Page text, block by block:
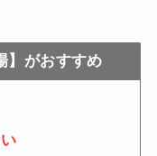
】がおすすめ